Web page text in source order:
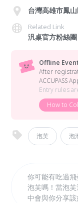
台灣高雄市鳳
Related Link
汎桌官方粉絲團
Offline
After
ACCUPASS
Entry rules
How to
泡芙 泡
你可能有吃過
泡芙嗎！當泡
中會與你分享